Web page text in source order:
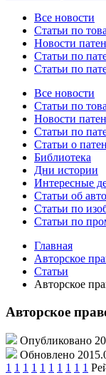
Все новости
Статьи по
Новости
Статьи по
Статьи по
Все новости
Статьи по
Новости
Статьи по
Статьи о
Библиотека
Дни истории
Интересные
Статьи об
Статьи по
Статьи по
Главная
Авторское
Статьи
Авторское
Авторское
Опубликовано
Обновлено
1 1 1 1 1 1 1 1 1 1